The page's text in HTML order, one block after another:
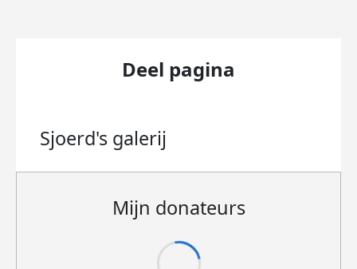
Deel pagina
Sjoerd's galerij
Mijn donateurs